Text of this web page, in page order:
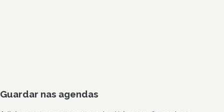
Guardar nas agendas